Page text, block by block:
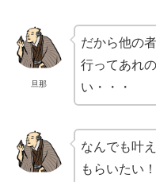
旦那
だから他の
行ってあれ
い・・・
なんでも叶
もらいたい！